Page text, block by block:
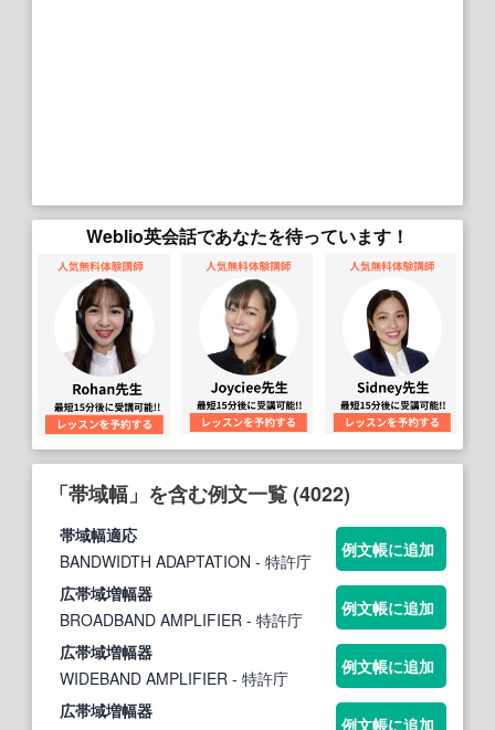
Weblio英会話であなたを待っています！
「帯域幅」を含む例文一覧 (4022)
帯域幅適応
BANDWIDTH ADAPTATION - 特許庁
例文帳に追加
広帯域増幅器
BROADBAND AMPLIFIER - 特許庁
例文帳に追加
広帯域増幅器
WIDEBAND AMPLIFIER - 特許庁
例文帳に追加
広帯域増幅器
例文帳に追加